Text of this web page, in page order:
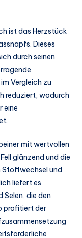
ist das Herzstück
Dieses
durch seinen
Vergleich zu
reduziert, wodurch
eine
mit wertvollen
glänzend und die
Stoffwechsel und
liefert es
Selen, die den
profitiert der